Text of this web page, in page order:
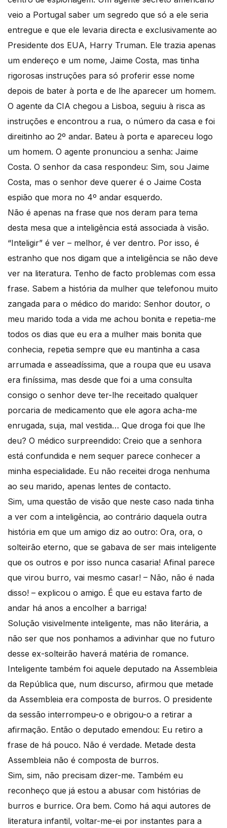
veio a Portugal saber um segredo que só a ele seria
entregue e que ele levaria directa e exclusivamente ao
Presidente dos EUA, Harry Truman. Ele trazia apenas
um endereço e um nome, Jaime Costa, mas tinha
rigorosas instruções para só proferir esse nome
depois de bater à porta e de lhe aparecer um homem.
O agente da CIA chegou a Lisboa, seguiu à risca as
instruções e encontrou a rua, o número da casa e foi
direitinho ao 2º andar. Bateu à porta e apareceu logo
um homem. O agente pronunciou a senha: Jaime
Costa. O senhor da casa respondeu: Sim, sou Jaime
Costa, mas o senhor deve querer é o Jaime Costa
espião que mora no 4º andar esquerdo.
Não é apenas na frase que nos deram para tema
desta mesa que a inteligência está associada à visão.
“Inteligir” é ver – melhor, é ver dentro. Por isso, é
estranho que nos digam que a inteligência se não deve
ver na literatura. Tenho de facto problemas com essa
frase. Sabem a história da mulher que telefonou muito
zangada para o médico do marido: Senhor doutor, o
meu marido toda a vida me achou bonita e repetia-me
todos os dias que eu era a mulher mais bonita que
conhecia, repetia sempre que eu mantinha a casa
arrumada e asseadíssima, que a roupa que eu usava
era finíssima, mas desde que foi a uma consulta
consigo o senhor deve ter-lhe receitado qualquer
porcaria de medicamento que ele agora acha-me
enrugada, suja, mal vestida… Que droga foi que lhe
deu? O médico surpreendido: Creio que a senhora
está confundida e nem sequer parece conhecer a
minha especialidade. Eu não receitei droga nenhuma
ao seu marido, apenas lentes de contacto.
Sim, uma questão de visão que neste caso nada tinha
a ver com a inteligência, ao contrário daquela outra
história em que um amigo diz ao outro: Ora, ora, o
solteirão eterno, que se gabava de ser mais inteligente
que os outros e por isso nunca casaria! Afinal parece
que virou burro, vai mesmo casar! – Não, não é nada
disso! – explicou o amigo. É que eu estava farto de
andar há anos a encolher a barriga!
Solução visivelmente inteligente, mas não literária, a
não ser que nos ponhamos a adivinhar que no futuro
desse ex-solteirão haverá matéria de romance.
Inteligente também foi aquele deputado na Assembleia
da República que, num discurso, afirmou que metade
da Assembleia era composta de burros. O presidente
da sessão interrompeu-o e obrigou-o a retirar a
afirmação. Então o deputado emendou: Eu retiro a
frase de há pouco. Não é verdade. Metade desta
Assembleia não é composta de burros.
Sim, sim, não precisam dizer-me. Também eu
reconheço que já estou a abusar com histórias de
burros e burrice. Ora bem. Como há aqui autores de
literatura infantil, voltar-me-ei por instantes para a